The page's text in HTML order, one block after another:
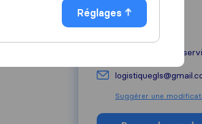
95100
Argenteuil
06 05 95 83 99
global-logistique-
Suggérer une
Réglages